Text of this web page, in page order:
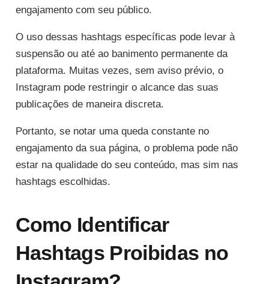
engajamento com seu público.
O uso dessas hashtags específicas pode levar à
suspensão ou até ao banimento permanente da
plataforma. Muitas vezes, sem aviso prévio, o
Instagram pode restringir o alcance das suas
publicações de maneira discreta.
Portanto, se notar uma queda constante no
engajamento da sua página, o problema pode não
estar na qualidade do seu conteúdo, mas sim nas
hashtags escolhidas.
Como Identificar
Hashtags Proibidas no